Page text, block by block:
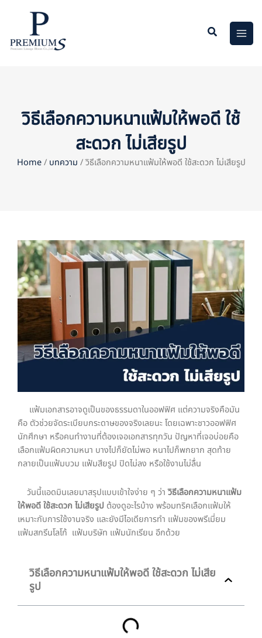
วิธีเลือกความหนาแฟ้มให้พอดี ใช้
สะดวก ไม่เสียรูป
Home/ บทความ / วิธีเลือกความหนาแฟ้มให้พอดี ใช้สะดวก ไม่เสียรูป
แฟ้มเอกสารอาจดูเป็นของธรรมดาในออฟฟิศ แต่ความจริงคือมัน
คือ ตัวช่วยจัดระเบียบกระดาษของจริงเลยนะ โดยเฉพาะชาวออฟฟิศ
นักศึกษา หรือคนทำงานที่ต้องเจอเอกสารทุกวัน ปัญหาที่เจอบ่อยคือ
เลือกแฟ้มผิดความหนา บางไปก็ยัดไม่พอ หนาไปก็พกยาก สุดท้าย
กลายเป็นแฟ้มบวม แฟ้มสียรูป ปิดไม่ลง หรือใช้งานไม่ลื่น
วันนี้แอดมินเลยมาสรุปแบบเข้าใจง่าย ๆ ว่าวิธีเลือกความหนาแฟ้ม
ให้พอดี ใช้สะดวก ไม่เสียรูป ต้องดูอะไรบ้าง พร้อมทริคเลือกแฟ้มให้
เหมาะกับการใช้งานจริง และยังมีไอเดียการทำ แฟ้มของพรีเมี่ยม
แฟ้มสกรีนโลโก้ แฟ้มบริษัท แฟ้มนักเรียน อีกด้วย
วิธีเลือกความหนาแฟ้มให้พอดี ใช้สะดวก ไม่เสีย
รูป